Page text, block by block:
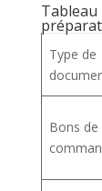
Tableau
Type de
Bons de